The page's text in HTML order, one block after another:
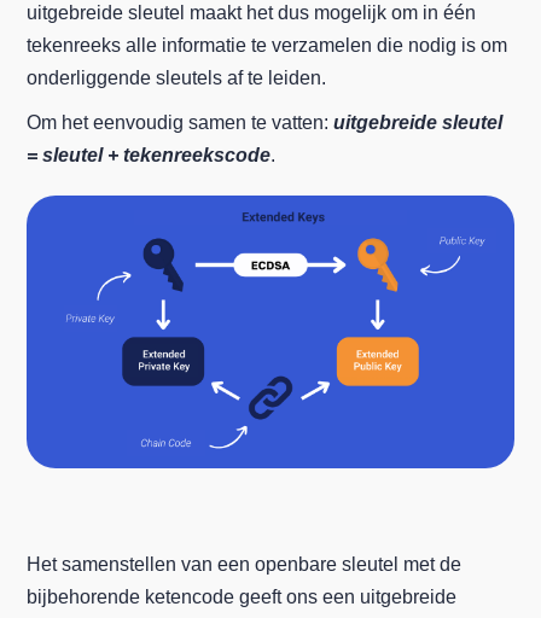
uitgebreide sleutel maakt het dus mogelijk om in één
tekenreeks alle informatie te verzamelen die nodig is om
onderliggende sleutels af te leiden.
Om het eenvoudig samen te vatten:uitgebreide sleutel
= sleutel + tekenreekscode.
Het samenstellen van een openbare sleutel met de
bijbehorende ketencode geeft ons een uitgebreide